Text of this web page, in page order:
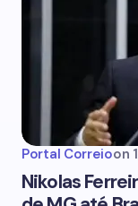
Portal Correioon
Nikolas